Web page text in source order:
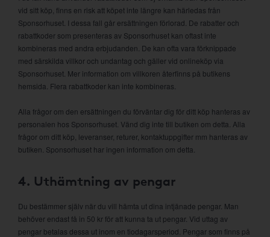
vid sitt köp, finns en risk att köpet inte längre kan härledas från
Sponsorhuset. I dessa fall går ersättningen förlorad. De rabatter och
rabattkoder som presenteras av Sponsorhuset kan oftast inte
kombineras med andra erbjudanden. De kan ofta vara förknippade
med särskilda villkor och undantag och gäller vid onlineköp via
Sponsorhuset. Mer information om villkoren återfinns på butikens
hemsida. Flera rabattkoder kan inte kombineras.
Alla frågor om den ersättningen du förväntar dig för ditt köp hanteras av
personalen hos Sponsorhuset. Vänd dig inte till butiken om detta. Alla
frågor om ditt köp, leveranser, returer, kontaktuppgifter mm hanteras av
butiken. Sponsorhuset har ingen information om detta.
4. Uthämtning av pengar
Du bestämmer själv när du vill hämta ut dina intjänade pengar. Man
behöver endast få in 50 kr för att kunna ta ut pengar. Vid uttag av
pengar betalas dessa ut inom en tiodagarsperiod. Pengar som finns på